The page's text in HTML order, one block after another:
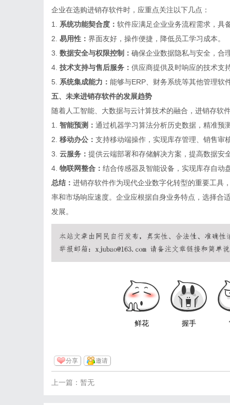
企业在选购进销存软件时，应重点关注以下几点：
1. 系统功能契合度： 软件应满足企业业务流程需求，具
2. 易用性： 界面友好，操作便捷，降低员工学习成本。
3. 数据安全与权限控制： 确保企业数据隐私与安全，合
4. 技术支持与售后服务： 供应商提供及时响应的技术支
5. 系统集成能力： 能够与ERP、财务系统等其他管理软
五、未来进销存软件的发展趋势
随着人工智能、大数据与云计算技术的融合，进销存软
1. 智能预测： 通过机器学习算法分析历史数据，精准预
2. 移动办公： 支持移动端操作，实现库存管理、销售审
3. 云服务： 提供云端部署和存储解决方案，提高数据安
4. 物联网整合： 结合传感器及智能设备，实现库存自动
总结： 进销存软件作为现代企业数字化转型的重要工具
率和市场响应速度。企业应根据自身业务特点，选择合
发展。
鲜花 握手
分享 邀请
上一篇：暂无